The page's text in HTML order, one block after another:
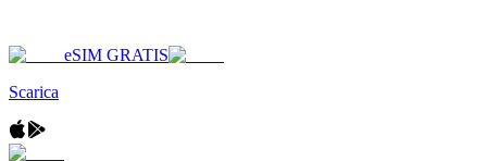
eSIM GRATIS
Scarica